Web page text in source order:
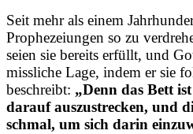
Seit mehr als einem
Prophezeiungen so zu
seien sie bereits erfüllt, und
missliche Lage, indem er sie
beschreibt: „Denn das Bett
darauf auszustrecken, und
schmal, um sich darin